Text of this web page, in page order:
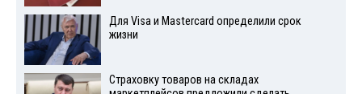
Для Visа и Mastercard определили срок
жизни
Страховку товаров на складах